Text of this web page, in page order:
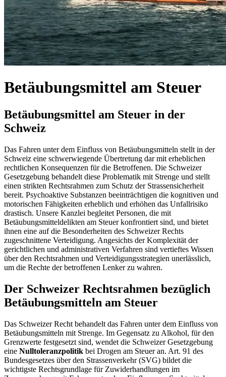
Betäubungsmittel am Steuer
Betäubungsmittel am Steuer in der
Schweiz
Das Fahren unter dem Einfluss von Betäubungsmitteln stellt in der
Schweiz eine schwerwiegende Übertretung dar mit erheblichen
rechtlichen Konsequenzen für die Betroffenen. Die Schweizer
Gesetzgebung behandelt diese Problematik mit Strenge und stellt
einen strikten Rechtsrahmen zum Schutz der Strassensicherheit
bereit. Psychoaktive Substanzen beeinträchtigen die kognitiven und
motorischen Fähigkeiten erheblich und erhöhen das Unfallrisiko
drastisch. Unsere Kanzlei begleitet Personen, die mit
Betäubungsmitteldelikten am Steuer konfrontiert sind, und bietet
ihnen eine auf die Besonderheiten des Schweizer Rechts
zugeschnittene Verteidigung. Angesichts der Komplexität der
gerichtlichen und administrativen Verfahren sind vertieftes Wissen
über den Rechtsrahmen und Verteidigungsstrategien unerlässlich,
um die Rechte der betroffenen Lenker zu wahren.
Der Schweizer Rechtsrahmen bezüglich
Betäubungsmitteln am Steuer
Das Schweizer Recht behandelt das Fahren unter dem Einfluss von
Betäubungsmitteln mit Strenge. Im Gegensatz zu Alkohol, für den
Grenzwerte festgesetzt sind, wendet die Schweizer Gesetzgebung
eine Nulltoleranzpolitik bei Drogen am Steuer an. Art. 91 des
Bundesgesetzes über den Strassenverkehr (SVG) bildet die
wichtigste Rechtsgrundlage für Zuwiderhandlungen im